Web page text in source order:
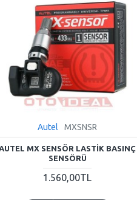
Autel MXSNSR
MX SENSÖR LASTIK BASINÇ
SENSÖRÜ
1.560,00TL